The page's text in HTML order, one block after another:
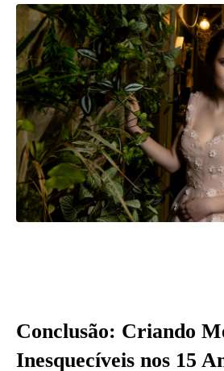
Conclusão: Criando
Inesquecíveis nos 15